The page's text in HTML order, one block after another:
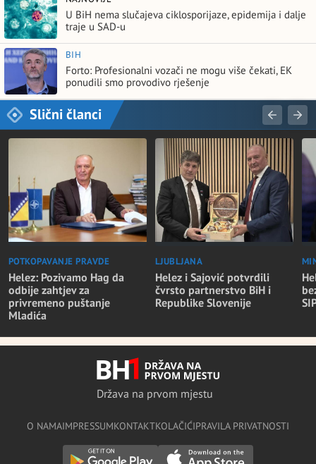
U BiH nema slučajeva ciklosporijaze, epidemija i dalje
traje u SAD-u
BIH
Forto: Profesionalni vozači ne mogu više čekati, EK
ponudili smo provodivo rješenje
Slični članci
POTKOPAVANJE PRAVDE
Helez: Pozivamo Hag da
odbije zahtjev za
privremeno puštanje
Mladića
LJUBLJANA
Helez i Sajović potvrdili
čvrsto partnerstvo BiH i
Republike Slovenije
Država na prvom mjestu
O NAMAIMPRESSUMKONTAKTKOLAČIĆIPRAVILA PRIVATNOSTI